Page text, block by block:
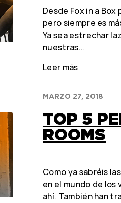
Desde Fox in a
pero siempre es
Ya sea estrechar
nuestras…
Leer más
MARZO 27, 2018
TOP 5
ROOMS
Como ya sabréis
en el mundo de los
ahí. También han